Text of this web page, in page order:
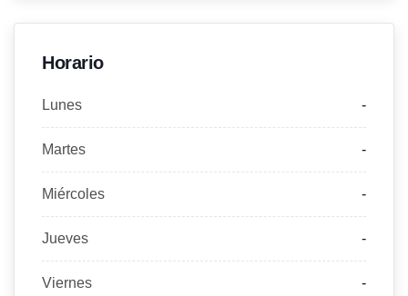
Horario
Lunes -
Martes -
Miércoles -
Jueves -
Viernes -